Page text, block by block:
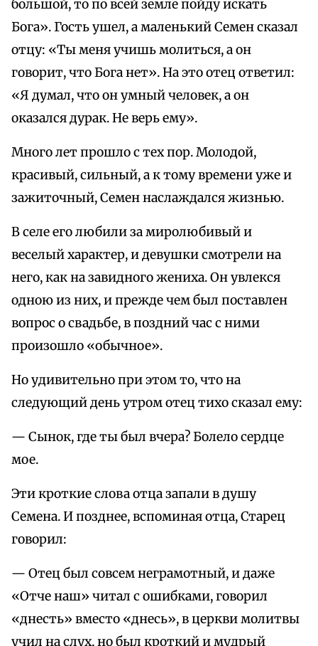
большой, то по всей земле пойду искать
Бога». Гость ушел, а маленький Семен сказал
отцу: «Ты меня учишь молиться, а он
говорит, что Бога нет». На это отец ответил:
«Я думал, что он умный человек, а он
оказался дурак. Не верь ему».
Много лет прошло с тех пор. Молодой,
красивый, сильный, а к тому времени уже и
зажиточный, Семен наслаждался жизнью.
В селе его любили за миролюбивый и
веселый характер, и девушки смотрели на
него, как на завидного жениха. Он увлекся
одною из них, и прежде чем был поставлен
вопрос о свадьбе, в поздний час с ними
произошло «обычное».
Но удивительно при этом то, что на
следующий день утром отец тихо сказал ему:
— Сынок, где ты был вчера? Болело сердце
мое.
Эти кроткие слова отца запали в душу
Семена. И позднее, вспоминая отца, Старец
говорил:
— Отец был совсем неграмотный, и даже
«Отче наш» читал с ошибками, говорил
«днесть» вместо «днесь», в церкви молитвы
учил на слух, но был кроткий и мудрый